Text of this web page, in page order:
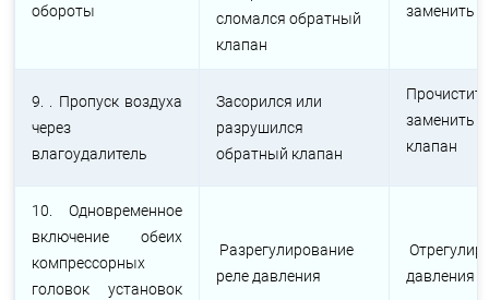
обороты
сломался обратный
клапан
заменить
9. . Пропуск воздуха
через
влагоудалитель
Засорился или
разрушился
обратный клапан
заменить
клапан
10. Одновременное
включение обеих
компрессорных
головок установок
Разрегулирование
реле давления
давления